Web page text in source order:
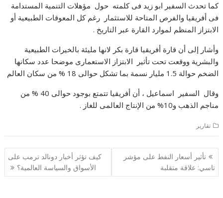
كما تحدث السفير ابو زيد فى كلمته حول مؤهلات التنمية المستدامة
فى أفريقيا والفرص المتاحة للاستثمار رغم كل المعوقات الطبيعية أو
الابتزاز المنظم لموارد القارة عبر التاريخ .
وأشار إلى أن قارة أفريقيا قارة بكر لانها مليئة بالخيرات الطبيعية
والبشرية ووقعت تحت تأثير الابتزاز الاستعمارى موضحا عدد سكانها
الضخم حوالة 1.5 مليار نسمة بما تشكل حوالى 18 % من سكان العالم
وقال السفير اسماعيل ، أن أفريقيا تتمتع بوجود حوالى 40 % من
مناجم الذهب و10% من الإنتاج العالمى للغاز .
تقارير
تصفّح
المقالات
تأثير أسعار النفط على مؤشر
تاسي: علاقة متقلبة
كيف تؤثر أخبار دونالد ترمب على
الأسواق والسياسة العالمية؟